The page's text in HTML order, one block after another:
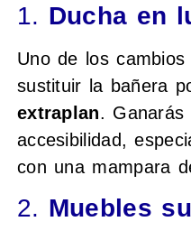
1. Ducha en
Uno de los
sustituir la bañera
extraplan. Ganarás
accesibilidad,
con una mampara
2. Muebles